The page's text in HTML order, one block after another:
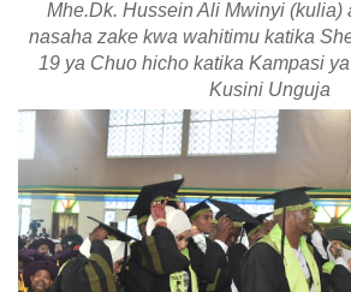
Mhe.Dk. Hussein Ali Mwinyi (kulia)
nasaha zake kwa wahitimu katika
19 ya Chuo hicho katika Kampasi
Kusini Unguja